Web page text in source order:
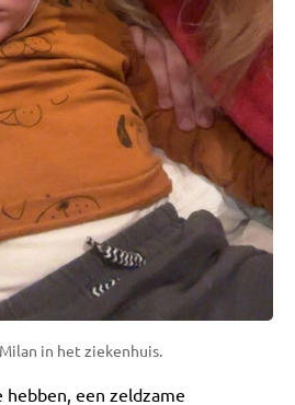
in het ziekenhuis.
hebben, een zeldzame